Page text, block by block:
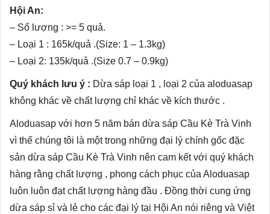
Hội An:
– Số lượng : >= 5 quả.
– Loại 1 : 165k/quả .(Size: 1 – 1.3kg)
– Loại 2: 135k/quả .(Size 0.7 – 0.9kg)
Quý khách lưu ý : Dừa sáp loại 1 , loại 2 của aloduasap
không khác về chất lượng chỉ khác về kích thước .
Aloduasap với hơn 5 năm bán dừa sáp Cầu Kè Trà Vinh
vì thế chúng tôi là một trong những đại lý chính gốc đặc
sản dừa sáp Cầu Kè Trà Vinh nên cam kết với quý khách
hàng rằng chất lượng , phong cách phục của Aloduasap
luôn luôn đạt chất lượng hàng đầu . Đồng thời cung ứng
dừa sáp sỉ và lẻ cho các đại lý tại Hội An nói riêng và Việt